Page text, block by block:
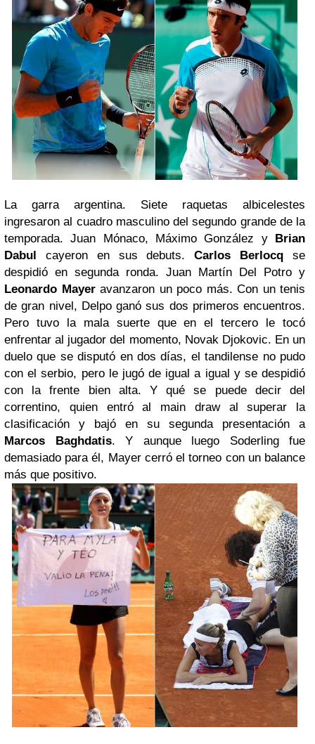
La garra argentina. Siete raquetas albicelestes
ingresaron al cuadro masculino del segundo grandede la
temporada. Juan Mónaco, Máximo González y
Brian
Dabul
cayeron en sus debuts.Carlos Berlocq se
despidió en segunda ronda. Juan Martín Del Potro y
Leonardo Mayeravanzaron un poco más. Con un tenis
de gran nivel, Delpoganó sus dos primeros encuentros.
Pero tuvo la mala suerte que en el tercero le tocó
enfrentar al jugador del momento, Novak Djokovic. En un
duelo que se disputó en dos días, el tandilense no pudo
con el serbio, pero le jugó de igual a igual y se despidió
con la frente bien alta. Y qué se puede decir del
correntino, quien entró al main drawal superar la
clasificación y bajó en su segunda presentación a
Marcos Baghdatis. Y aunque luego Soderling fue
demasiado para él, Mayer cerró el torneo con un balance
más que positivo.